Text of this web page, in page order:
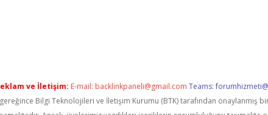
ve İletişim: E-mail: backlinkpaneli@gmail.com Teams:
gereğince Bilgi Teknolojileri ve İletişim Kurumu (BTK) tarafından